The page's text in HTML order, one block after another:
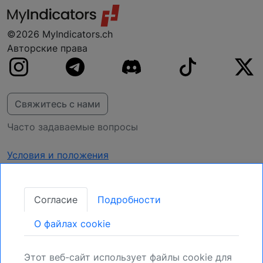
©2026 MyIndicators.ch
Авторские права
Свяжитесь с нами
Часто задаваемые вопросы
Условия и положения
Получать обновления
Закрепите свою позицию:
Зарегистрируйтесь для получения новых
Согласие Подробности
O файлах cookie
Этот веб-сайт использует файлы cookie для